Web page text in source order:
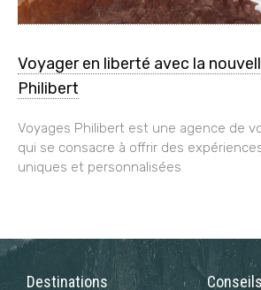
Voyager en liberté avec la
Philibert
Voyages Philibert est une agence de
qui se consacre à offrir des
uniques et personnalisées
Destinations